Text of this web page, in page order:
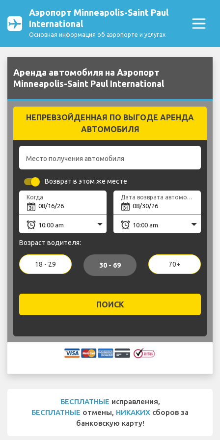
Аэропорт Minneapolis-Saint Paul
International
Основная информация об аэропорте и услугах
Аренда автомобиля на Аэропорт
Minneapolis-Saint Paul International
НЕПРЕВЗОЙДЕННАЯ ПО ВЫГОДЕ АРЕНДА
АВТОМОБИЛЯ
Место получения автомобиля
Возврат в этом же месте
Когда Дата возврата автомобиля
Возраст водителя:
18 - 29 30 - 69 70+
ПОИСК
БЕСПЛАТНЫЕ исправления,
БЕСПЛАТНЫЕ отмены, НИКАКИХ сборов за
банковскую карту!